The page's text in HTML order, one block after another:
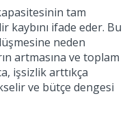
tam
kaybını ifade eder. Bu
neden
artmasına ve toplam
işsizlik arttıkça
ve bütçe dengesi